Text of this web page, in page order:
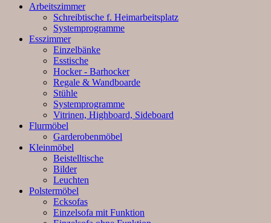
Arbeitszimmer
Schreibtische f. Heimarbeitsplatz
Systemprogramme
Esszimmer
Einzelbänke
Esstische
Hocker - Barhocker
Regale & Wandboarde
Stühle
Systemprogramme
Vitrinen, Highboard, Sideboard
Flurmöbel
Garderobenmöbel
Kleinmöbel
Beistelltische
Bilder
Leuchten
Polstermöbel
Ecksofas
Einzelsofa mit Funktion